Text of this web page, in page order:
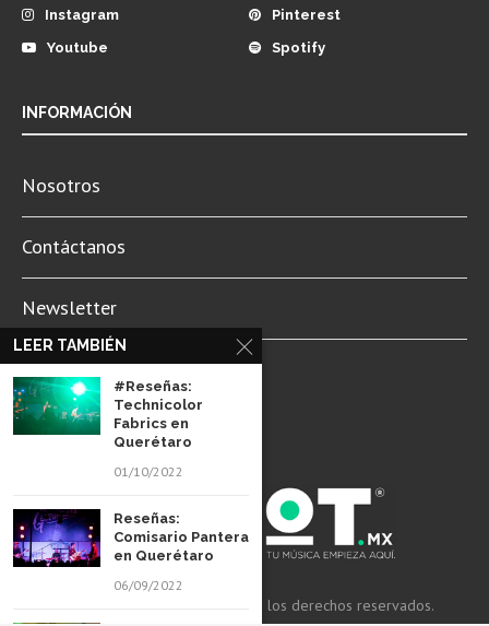
Instagram
Pinterest
Youtube
Spotify
INFORMACIÓN
Nosotros
Contáctanos
Newsletter
Aviso de Privacidad
© 2022 Revista Spot Mx. Todos los derechos reservados.
LEER TAMBIÉN
#Reseñas:
Technicolor
Fabrics en
Querétaro
01/10/2022
Reseñas:
Comisario Pantera
en Querétaro
06/09/2022